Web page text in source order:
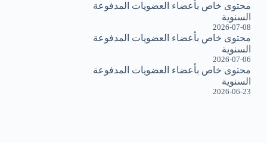
محتوى خاص بأعضاء العضويات المدفوعة
السنوية
2026-07-08
محتوى خاص بأعضاء العضويات المدفوعة
السنوية
2026-07-06
محتوى خاص بأعضاء العضويات المدفوعة
السنوية
2026-06-23